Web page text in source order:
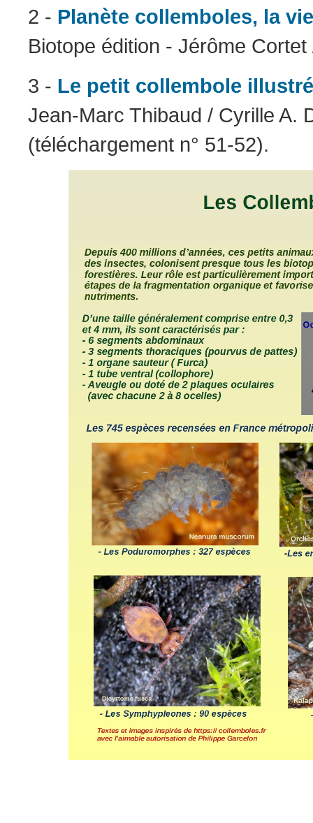
2 - Planète collemboles, la
Biotope édition - Jérôme
3 - Le petit collembole illustré
Jean-Marc Thibaud / Cyrille A.
(téléchargement n° 51-52).